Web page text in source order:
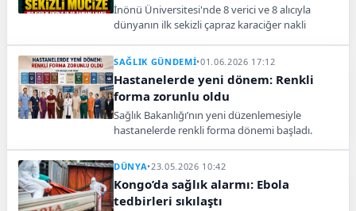
İnönü Üniversitesi'nde 8 verici ve 8 alıcıyla
dünyanın ilk sekizli çapraz karaciğer nakli
liderliğini tescilledi.
SAĞLIK GÜNDEMİ•01.06.2026 17:12
Hastanelerde yeni dönem: Renkli
forma zorunlu oldu
Sağlık Bakanlığı’nın yeni düzenlemesiyle
hastanelerde renkli forma dönemi başladı.
DÜNYA•23.05.2026 10:42
Kongo’da sağlık alarmı: Ebola
tedbirleri sıkılaştı